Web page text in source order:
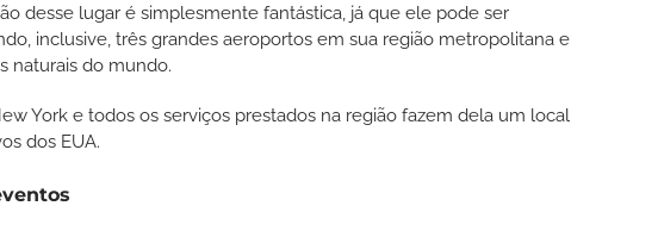
desse lugar é simplesmente fantástica, já que ele pode ser
inclusive, três grandes aeroportos em sua região metropolitana e
naturais do mundo.
York e todos os serviços prestados na região fazem dela um local
dos EUA.